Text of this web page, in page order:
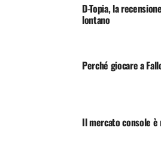
D-Topia, la
lontano
Perché giocare a
Il mercato console